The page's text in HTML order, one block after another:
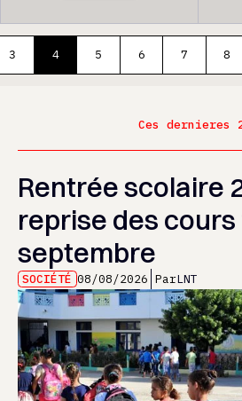
3 4 5 6 7 8
Ces dernieres
Rentrée scolaire
reprise des cours
septembre
SOCIÉTÉ 08/08/2026 ParLNT